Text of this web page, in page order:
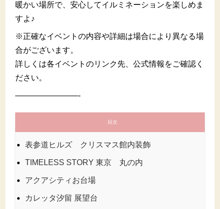
暖かい場所で、安心してイルミネーションを楽しめま
すよ♪
※正確なイベントの内容や詳細は場合により異なる場
合がございます。
詳しくは各イベントのリンク先、公式情報をご確認く
ださい。
————————-
目次
表参道ヒルズ クリスマス館内装飾
TIMELESS STORY 東京 丸の内
アクアシティお台場
カレッタ汐留 展望台